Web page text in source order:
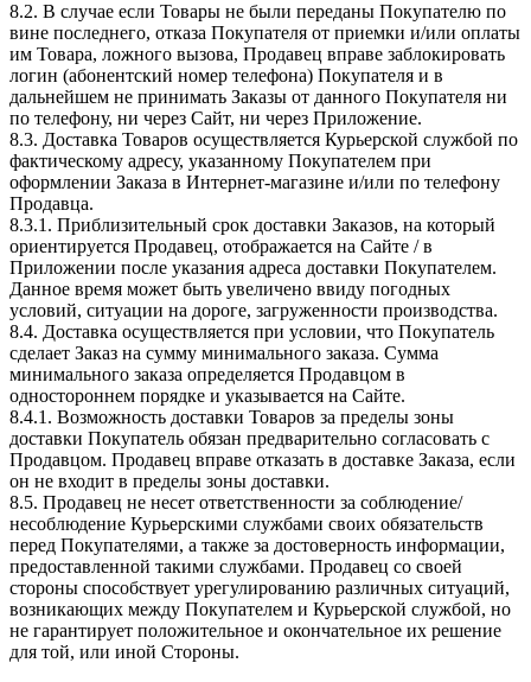
8.2. В случае если Товары не были переданы Покупателю по
вине последнего, отказа Покупателя от приемки и/или оплаты
им Товара, ложного вызова, Продавец вправе заблокировать
логин (абонентский номер телефона) Покупателя и в
дальнейшем не принимать Заказы от данного Покупателя ни
по телефону, ни через Сайт, ни через Приложение.
8.3. Доставка Товаров осуществляется Курьерской службой по
фактическому адресу, указанному Покупателем при
оформлении Заказа в Интернет-магазине и/или по телефону
Продавца.
8.3.1. Приблизительный срок доставки Заказов, на который
ориентируется Продавец, отображается на Сайте / в
Приложении после указания адреса доставки Покупателем.
Данное время может быть увеличено ввиду погодных
условий, ситуации на дороге, загруженности производства.
8.4. Доставка осуществляется при условии, что Покупатель
сделает Заказ на сумму минимального заказа. Сумма
минимального заказа определяется Продавцом в
одностороннем порядке и указывается на Сайте.
8.4.1. Возможность доставки Товаров за пределы зоны
доставки Покупатель обязан предварительно согласовать с
Продавцом. Продавец вправе отказать в доставке Заказа, если
он не входит в пределы зоны доставки.
8.5. Продавец не несет ответственности за соблюдение/
несоблюдение Курьерскими службами своих обязательств
перед Покупателями, а также за достоверность информации,
предоставленной такими службами. Продавец со своей
стороны способствует урегулированию различных ситуаций,
возникающих между Покупателем и Курьерской службой, но
не гарантирует положительное и окончательное их решение
для той, или иной Стороны.